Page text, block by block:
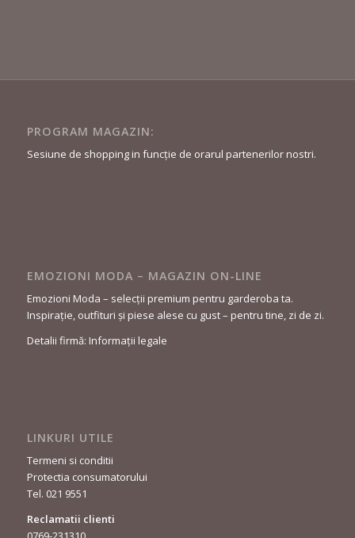
PROGRAM MAGAZIN:
Sesiune de shopping in funcție de orarul partenerilor nostri.
EMOZIONI MODA – MAGAZIN ON-LINE
Emozioni Moda – selecții premium pentru garderoba ta.
Inspirație, outfituri și piese alese cu gust – pentru tine, zi de zi.
Detalii firmă: Informații legale
LINKURI UTILE
Termeni si conditii
Protectia consumatorului
Tel. 021 9551
Reclamatii clienti